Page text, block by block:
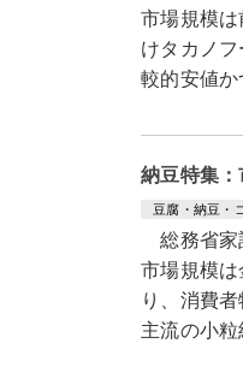
市場規模
けタカノ
較的安値
納豆特集
豆腐・納豆・
総務省家
市場規模
り、消費
主流の小